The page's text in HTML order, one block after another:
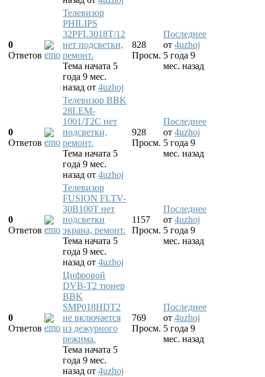
0
Ответов
Телевизор
PHILIPS
32PFL3018T/12
нет подсветки,
ремонт.
Тема начата 5
года 9 мес.
назад от 4uzhoj
828
Просм.
Последнее
от 4uzhoj
5 года 9
мес. назад
0
Ответов
Телевизор BBK
28LEM-
1001/T2C нет
подсветки,
ремонт.
Тема начата 5
года 9 мес.
назад от 4uzhoj
928
Просм.
Последнее
от 4uzhoj
5 года 9
мес. назад
0
Ответов
Телевизор
FUSION FLTV-
30B100T нет
подсветки
экрана, ремонт.
Тема начата 5
года 9 мес.
назад от 4uzhoj
1157
Просм.
Последнее
от 4uzhoj
5 года 9
мес. назад
0
Ответов
Цифровой
DVB-T2 тюнер
BBK
SMP018HDT2
не включается
из дежурного
режима.
Тема начата 5
года 9 мес.
назад от 4uzhoj
769
Просм.
Последнее
от 4uzhoj
5 года 9
мес. назад